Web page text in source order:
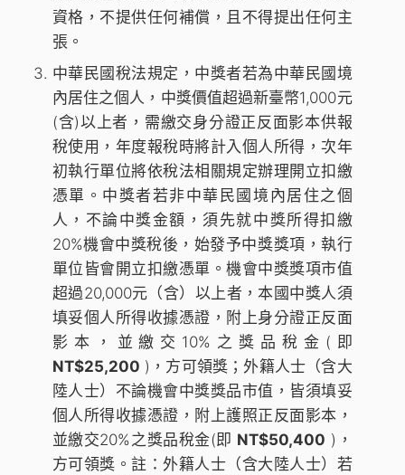
資格，不提供任何補償，且不得提出任何主
張。
中華民國稅法規定，中獎者若為中華民國境
內居住之個人，中獎價值超過新臺幣1,000元
(含)以上者，需繳交身分證正反面影本供報
稅使用，年度報稅時將計入個人所得，次年
初執行單位將依稅法相關規定辦理開立扣繳
憑單。中獎者若非中華民國境內居住之個
人，不論中獎金額，須先就中獎所得扣繳
20%機會中獎稅後，始發予中獎獎項，執行
單位皆會開立扣繳憑單。機會中獎獎項市值
超過20,000元（含）以上者，本國中獎人須
填妥個人所得收據憑證，附上身分證正反面
影本，並繳交10%之獎品稅金(即
NT$25,200 )，方可領獎；外籍人士（含大
陸人士）不論機會中獎獎品市值，皆須填妥
個人所得收據憑證，附上護照正反面影本，
並繳交20%之獎品稅金(即 NT$50,400 )，
方可領獎。註：外籍人士（含大陸人士）若